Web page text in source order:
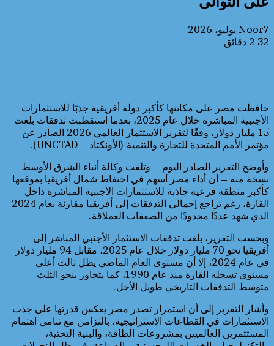
Noor7 يوليو، 2026
32 2 دقائق
حافظت مصر على مكانتها كأكبر دولة أفريقية جذبًا للاستثمارات
الأجنبية المباشرة خلال عام 2025، بعدما استقطبت تدفقات بلغت
15 مليار دولار، وفقًا لتقرير الاستثمار العالمي 2026 الصادر عن
مؤتمر الأمم المتحدة للتجارة والتنمية (الأونكتاد – UNCTAD).
وأوضح التقرير الصادر اليوم – وتلفت وكالة أنباء الشرق الأوسط
نسخة منه – أن أداء مصر أسهم في احتفاظ شمال أفريقيا بموقعها
كأكبر منطقة فرعية جاذبة للاستثمارات الأجنبية المباشرة داخل
القارة، رغم تراجع إجمالي التدفقات إلى أفريقيا مقارنة بعام 2024
الذي شهد عددًا محدودًا من الصفقات العملاقة.
وبحسب التقرير، بلغت تدفقات الاستثمار الأجنبي المباشر إلى
أفريقيا نحو 70 مليار دولار خلال عام 2025، مقابل 94 مليار دولار
في عام 2024، إلا أن مستوى العام الماضي يظل ثالث أعلى
مستوى تسجله القارة منذ عام 1990، كما يتجاوز بنحو الثلث
متوسط التدفقات التاريخي طويل الأجل.
وأشار التقرير إلى أن استمرار تصدر مصر يعكس قدرتها على جذب
الاستثمارات في القطاعات الاستراتيجية، بالتزامن مع تنامي اهتمام
المستثمرين العالميين بمشروعات الطاقة، والبنية التحتية،